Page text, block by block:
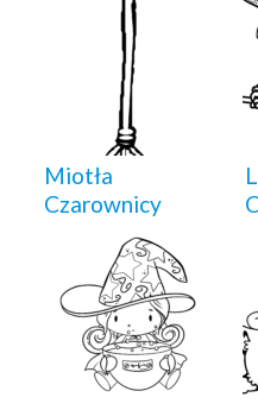
Miotła
Czarownicy